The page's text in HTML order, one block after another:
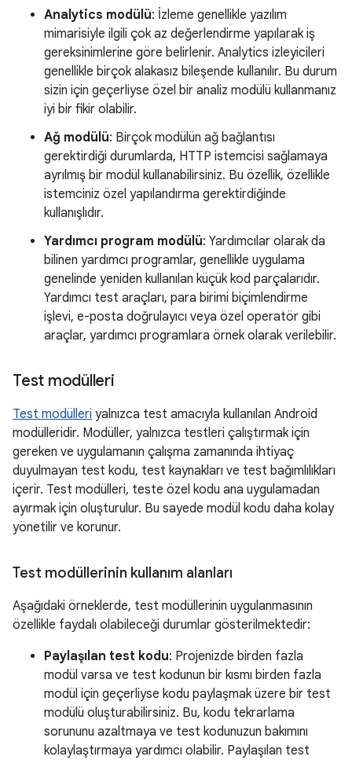
Analytics modülü: İzleme genellikle yazılım
mimarisiyle ilgili çok az değerlendirme yapılarak iş
gereksinimlerine göre belirlenir. Analytics izleyicileri
genellikle birçok alakasız bileşende kullanılır. Bu durum
sizin için geçerliyse özel bir analiz modülü kullanmanız
iyi bir fikir olabilir.
Ağ modülü: Birçok modülün ağ bağlantısı
gerektirdiği durumlarda, HTTP istemcisi sağlamaya
ayrılmış bir modül kullanabilirsiniz. Bu özellik, özellikle
istemciniz özel yapılandırma gerektirdiğinde
kullanışlıdır.
Yardımcı program modülü: Yardımcılar olarak da
bilinen yardımcı programlar, genellikle uygulama
genelinde yeniden kullanılan küçük kod parçalarıdır.
Yardımcı test araçları, para birimi biçimlendirme
işlevi, e-posta doğrulayıcı veya özel operatör gibi
araçlar, yardımcı programlara örnek olarak verilebilir.
Test modülleri
Test modülleri yalnızca test amacıyla kullanılan Android
modülleridir. Modüller, yalnızca testleri çalıştırmak için
gereken ve uygulamanın çalışma zamanında ihtiyaç
duyulmayan test kodu, test kaynakları ve test bağımlılıkları
içerir. Test modülleri, teste özel kodu ana uygulamadan
ayırmak için oluşturulur. Bu sayede modül kodu daha kolay
yönetilir ve korunur.
Test modüllerinin kullanım alanları
Aşağıdaki örneklerde, test modüllerinin uygulanmasının
özellikle faydalı olabileceği durumlar gösterilmektedir:
Paylaşılan test kodu: Projenizde birden fazla
modül varsa ve test kodunun bir kısmı birden fazla
modül için geçerliyse kodu paylaşmak üzere bir test
modülü oluşturabilirsiniz. Bu, kodu tekrarlama
sorununu azaltmaya ve test kodunuzun bakımını
kolaylaştırmaya yardımcı olabilir. Paylaşılan test